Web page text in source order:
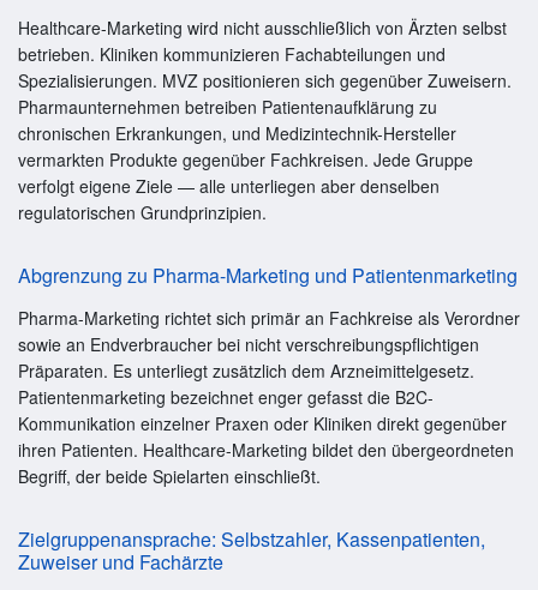
Healthcare-Marketing wird nicht ausschließlich von Ärzten selbst
betrieben. Kliniken kommunizieren Fachabteilungen und
Spezialisierungen. MVZ positionieren sich gegenüber Zuweisern.
Pharmaunternehmen betreiben Patientenaufklärung zu
chronischen Erkrankungen, und Medizintechnik-Hersteller
vermarkten Produkte gegenüber Fachkreisen. Jede Gruppe
verfolgt eigene Ziele — alle unterliegen aber denselben
regulatorischen Grundprinzipien.
Abgrenzung zu Pharma-Marketing und Patientenmarketing
Pharma-Marketing richtet sich primär an Fachkreise als Verordner
sowie an Endverbraucher bei nicht verschreibungspflichtigen
Präparaten. Es unterliegt zusätzlich dem Arzneimittelgesetz.
Patientenmarketing bezeichnet enger gefasst die B2C-
Kommunikation einzelner Praxen oder Kliniken direkt gegenüber
ihren Patienten. Healthcare-Marketing bildet den übergeordneten
Begriff, der beide Spielarten einschließt.
Zielgruppenansprache: Selbstzahler, Kassenpatienten,
Zuweiser und Fachärzte